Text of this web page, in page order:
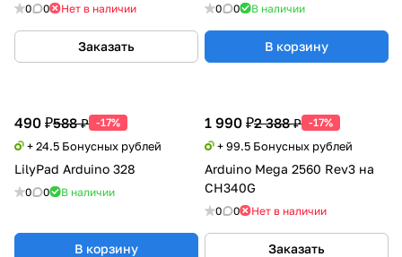
0 0 В наличии
В корзину
490 ₽588 ₽ -17%
+ 24.5 Бонусных рублей
LilyPad Arduino 328
0 0 В наличии
В корзину
1 990 ₽2 388 ₽ -17%
+ 99.5 Бонусных рублей
Arduino Mega 2560 Rev3 на
CH340G
0 0 Нет в наличии
Заказать
0 0 Нет в наличии
Заказать